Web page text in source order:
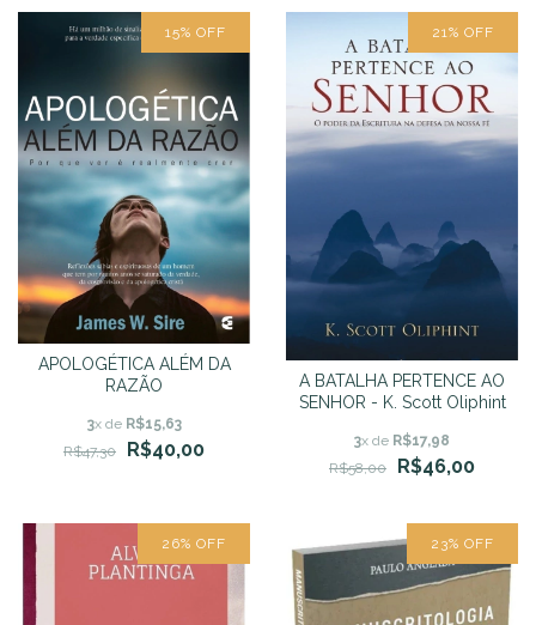
15% OFF
APOLOGÉTICA ALÉM DA
RAZÃO
3x de R$15,63
R$47,30
R$40,00
21% OFF
A BATALHA PERTENCE AO
SENHOR - K. Scott Oliphint
3x de R$17,98
R$58,00
R$46,00
26% OFF 23% OFF